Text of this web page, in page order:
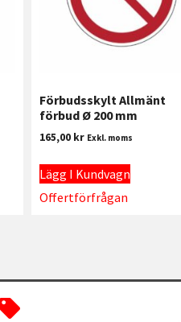
Förbudsskylt Allmänt
förbud Ø 200 mm
165,00 kr Exkl. moms
Lägg I Kundvagn
Offertförfrågan